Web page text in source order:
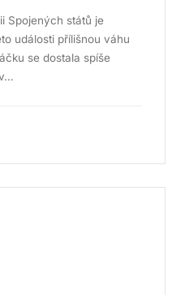
Spojených států je
události přílišnou váhu
se dostala spíše